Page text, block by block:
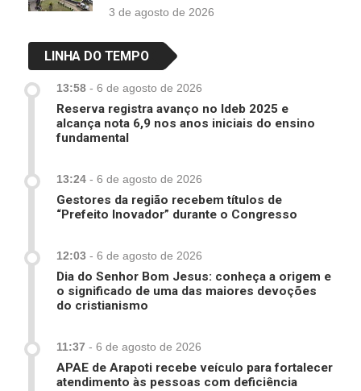
3 de agosto de 2026
LINHA DO TEMPO
13:58 - 6 de agosto de 2026
Reserva registra avanço no Ideb 2025 e
alcança nota 6,9 nos anos iniciais do ensino
fundamental
13:24 - 6 de agosto de 2026
Gestores da região recebem títulos de
“Prefeito Inovador” durante o Congresso
12:03 - 6 de agosto de 2026
Dia do Senhor Bom Jesus: conheça a origem e
o significado de uma das maiores devoções
do cristianismo
11:37 - 6 de agosto de 2026
APAE de Arapoti recebe veículo para fortalecer
atendimento às pessoas com deficiência